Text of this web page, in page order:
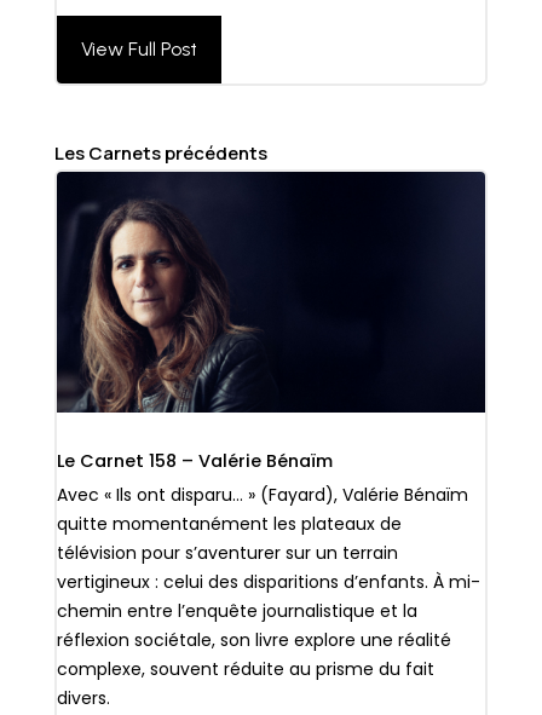
View Full Post
Les Carnets précédents
Le Carnet 158 – Valérie Bénaïm
Avec « Ils ont disparu… » (Fayard), Valérie Bénaïm
quitte momentanément les plateaux de
télévision pour s’aventurer sur un terrain
vertigineux : celui des disparitions d’enfants. À mi-
chemin entre l’enquête journalistique et la
réflexion sociétale, son livre explore une réalité
complexe, souvent réduite au prisme du fait
divers.